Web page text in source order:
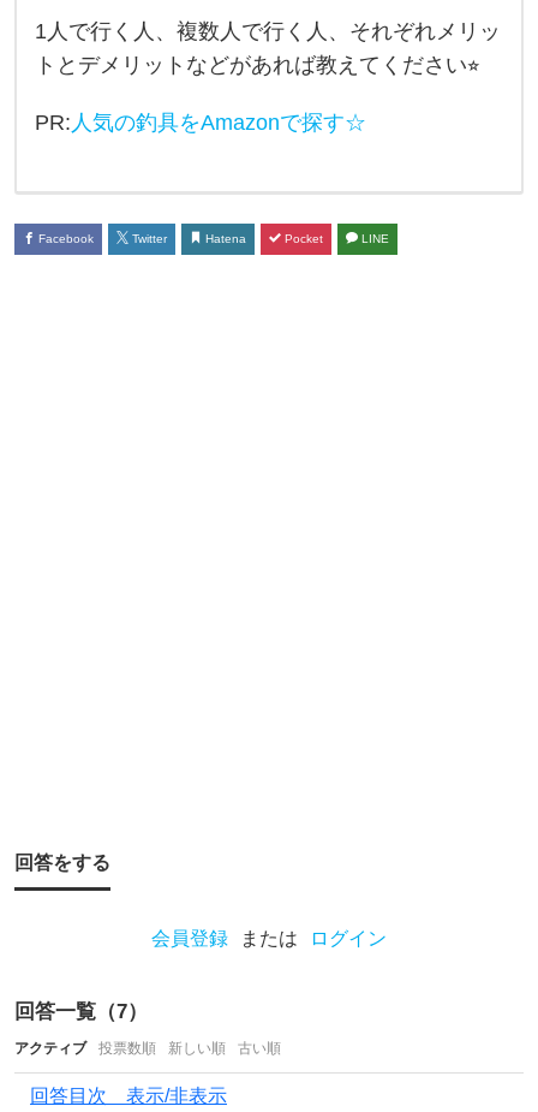
派
で
す
？
そ
れ
？
自
然
の
1人で行く人、複数人で行く人、それぞれメリッ
トとデメリットなどがあれば教えてください⭐︎
PR: 人気の釣具をAmazonで探す☆
Facebook Twitter Hatena Pocket LINE
回答をする
会員登録 または ログイン
回答一覧（7）
アクティブ 投票数順 新しい順 古い順
回答目次 表示/非表示